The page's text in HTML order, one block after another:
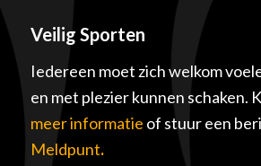
Veilig Sporten
Iedereen moet zich welkom
en met plezier kunnen schaken.
meer informatie of stuur een
Meldpunt.